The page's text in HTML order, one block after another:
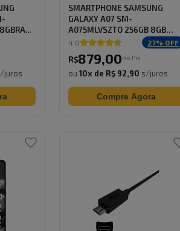
juros
SMARTPHONE SAMSUNG
GALAXY A07 SM-
A075MLVSZTO 256GB 8GB
RAM AND...
4.0 27% OFF
R$879,00no Pix
ou10x de R$ 92,90 s/juros
Compre Agora